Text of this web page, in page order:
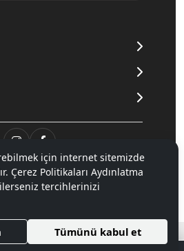
. Tüm hakları saklıdır.
E-Ticaret Sistemleri ile Hazırlanmıştır.
için internet sitemizde
Çerez Politikaları Aydınlatma
tercihlerinizi
Tümünü kabul et